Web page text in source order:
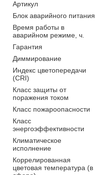
Артикул
Блок аварийного питания
Время работы в
аварийном режиме, ч.
Гарантия
Диммирование
Индекс цветопередачи
(CRI)
Класс защиты от
поражения током
Класс пожароопасности
Класс
энергоэффективности
Климатическое
исполнение
Коррелированная
цветовая температура (в